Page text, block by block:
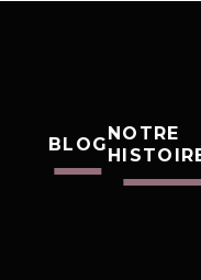
BLOG
NOTRE